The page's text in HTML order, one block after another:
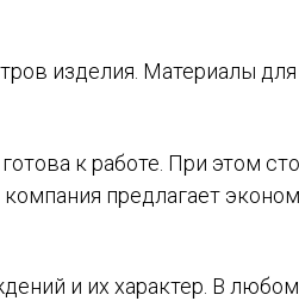
изделия. Материалы
к работе. При этом
предлагает
и их характер. В любом